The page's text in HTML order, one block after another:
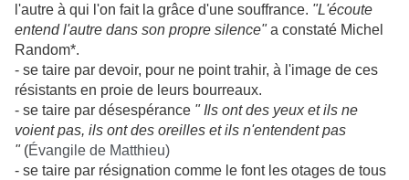
l'autre à qui l'on fait la grâce d'une souffrance. "L'écoute
entend l'autre dans son propre silence"a constaté Michel
Random*.
- se taire par devoir, pour ne point trahir, à l'image de ces
résistants en proie de leurs bourreaux.
- se taire par désespérance " Ils ont des yeux et ils ne
voient pas, ils ont des oreilles et ils n'entendent pas
" (Évangile de Matthieu)
- se taire par résignation comme le font les otages de tous